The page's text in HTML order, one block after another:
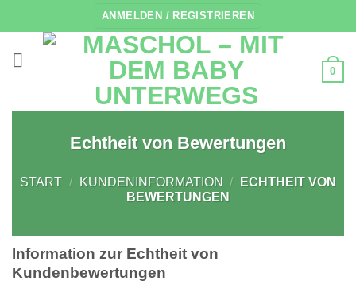
Inhalt
springen
ANMELDEN / REGISTRIEREN
0
Echtheit von Bewertungen
START / KUNDENINFORMATION /
ECHTHEIT VON
BEWERTUNGEN
Information zur Echtheit von
Kundenbewertungen